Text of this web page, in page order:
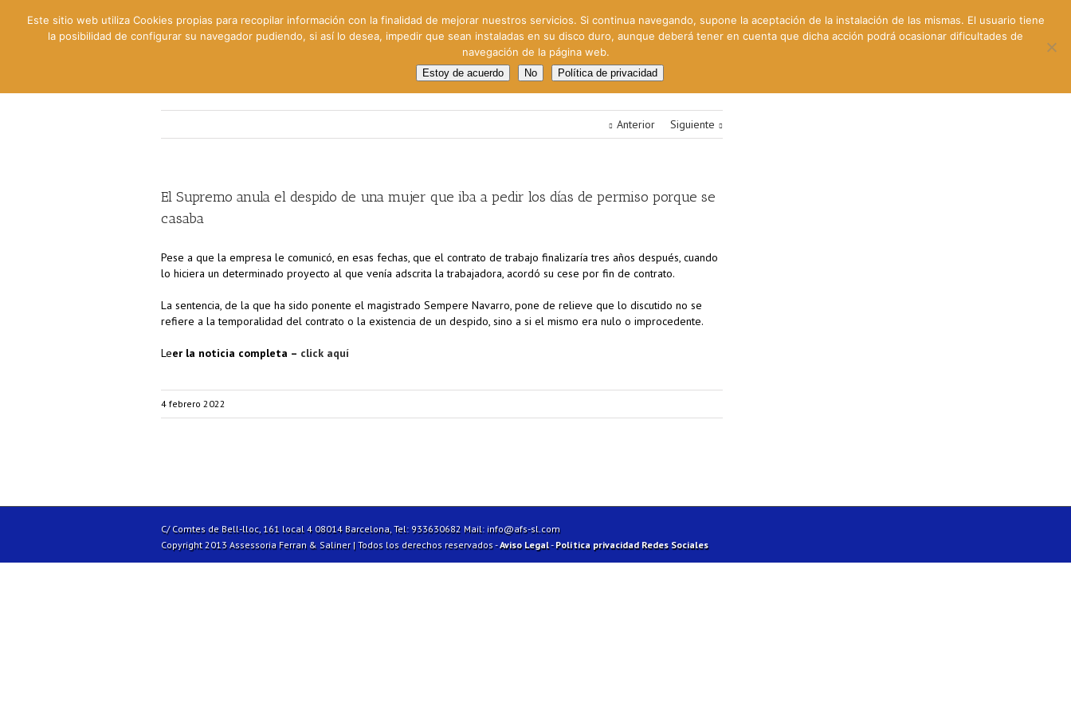
Gestión Cinematográfica Otros servicios
Anterior Siguiente
El Supremo anula el despido de una mujer que iba a pedir los días de permiso porque se
casaba
Pese a que la empresa le comunicó, en esas fechas, que el contrato de trabajo finalizaría tres años después, cuando
lo hiciera un determinado proyecto al que venía adscrita la trabajadora, acordó su cese por fin de contrato.
La sentencia, de la que ha sido ponente el magistrado Sempere Navarro, pone de relieve que lo discutido no se
refiere a la temporalidad del contrato o la existencia de un despido, sino a si el mismo era nulo o improcedente.
Leer la noticia completa – click aquí
4 febrero 2022
C/ Comtes de Bell-lloc, 161 local 4 08014 Barcelona, Tel: 933630682 Mail: info@afs-sl.com
Copyright 2013 Assessoria Ferran & Saliner | Todos los derechos reservados -Aviso Legal-Política privacidad Redes Sociales
Este sitio web utiliza Cookies propias para recopilar información con la finalidad de mejorar nuestros servicios. Si continua navegando, supone la aceptación de la instalación de las mismas. El usuario tiene
la posibilidad de configurar su navegador pudiendo, si así lo desea, impedir que sean instaladas en su disco duro, aunque deberá tener en cuenta que dicha acción podrá ocasionar dificultades de
navegación de la página web.
Estoy de acuerdo No Política de privacidad